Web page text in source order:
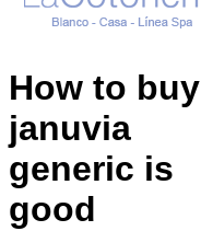
How to buy
januvia
generic is
good